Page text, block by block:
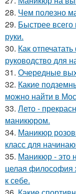
28. Чем полезно
29. Быстрее
руки.
30. Как
руководство для
31. Очередные
32. Какие
можно найти в
33. Лето -
маникюром.
34. Маникюр
класс для
35. Маникюр - это
целая философия
к себе.